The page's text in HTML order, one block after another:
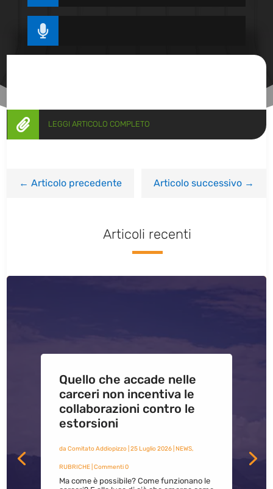

 LEGGI ARTICOLO COMPLETO
←Articolo precedente Articolo successivo→
Articoli recenti
Quello che accade nelle
carceri non incentiva le
collaborazioni contro le
estorsioni
da Comitato Addiopizzo| 25 Luglio 2026| NEWS,
RUBRICHE| Commenti 0
Ma come è possibile? Come funzionano le